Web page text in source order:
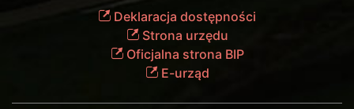
Deklaracja dostępności
Strona urzędu
Oficjalna strona BIP
E-urząd